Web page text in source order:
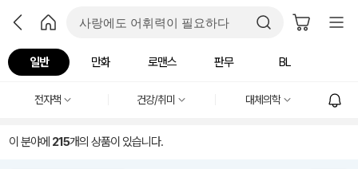
일반 만화 로맨스 판무 BL
전자책 건강/취미 대체의학
이 분야에 215개의 상품이 있습니다.